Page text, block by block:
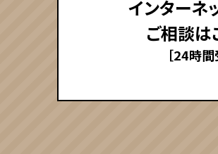
インターネ
ご相談は
［24時